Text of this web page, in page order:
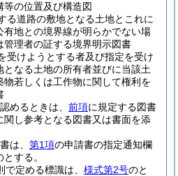
の位置及び構造図
る道路の敷地となる土地とこれに
有地との境界線が明らかでない場
管理者の証する境界明示図書
受けようとする者及び指定を受け
となる土地の所有者並びに当該土
若しくは工作物に関して権利を
めるときは、 前項に規定する図書
関し参考となる図書又は書面を添
は、 第1項の申請書の指定通知欄
する。
で定める標識は、 様式第2号のと